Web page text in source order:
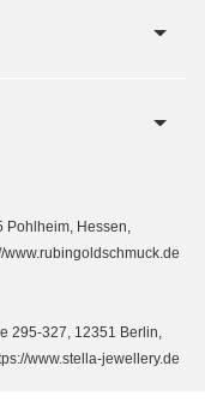
Pohlheim, Hessen,
295-327, 12351 Berlin,
www.stella-jewellery.de